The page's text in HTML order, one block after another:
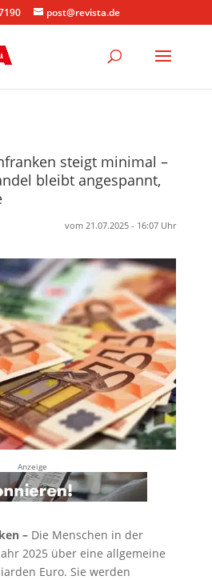
post@revista.de
steigt minimal –
bleibt angespannt,
vom 21.07.2025 - 16:07 Uhr
Anzeige
– Die Menschen in der
2025 über eine allgemeine
Euro. Sie werden